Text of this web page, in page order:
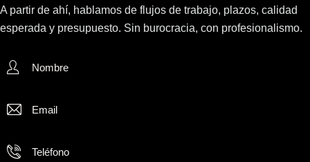
A partir de ahí, hablamos de flujos de trabajo, plazos, calidad
esperada y presupuesto. Sin burocracia, con profesionalismo.